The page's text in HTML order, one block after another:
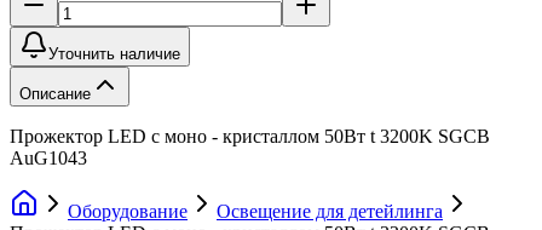
Уточнить наличие
Описание
Прожектор LED с моно - кристаллом 50Вт t 3200K SGCB
AuG1043
Оборудование
Освещение для детейлинга